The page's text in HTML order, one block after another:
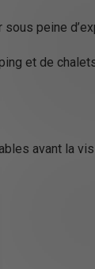
peine
et de chalets
avant la